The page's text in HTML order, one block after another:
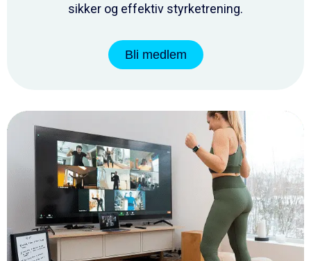
sikker og effektiv styrketrening.
Bli medlem